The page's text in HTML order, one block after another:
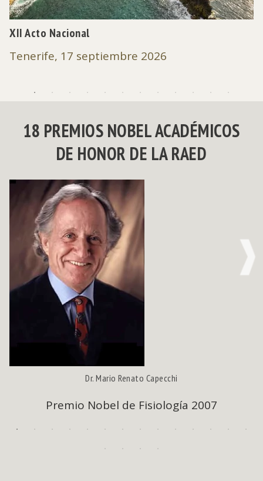
XII Acto Nacional
Tenerife, 17 septiembre 2026
18 PREMIOS NOBEL ACADÉMICOS
DE HONOR DE LA RAED
Dr. Mario Renato Capecchi
Premio Nobel de Fisiología 2007